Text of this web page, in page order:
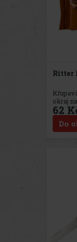
Ritter
okraj
62
Do